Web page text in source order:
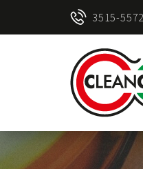
Clean
Cor
3515-